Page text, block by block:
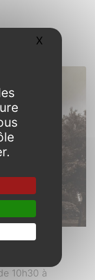
10h30 à
X Masquer